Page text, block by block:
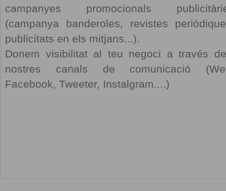
campanyes promocionals
(campanya banderoles, revistes
publicitats en els mitjans...).
Donem visibilitat al teu negoci a través
nostres canals de comunicació
Facebook, Tweeter, Instalgram....)